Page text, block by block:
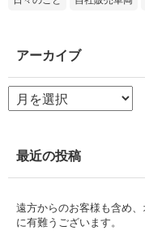
アーカイブ
ア
ー
ブ
最近の投稿
遠方からのお客様も含め
に有難うございます。